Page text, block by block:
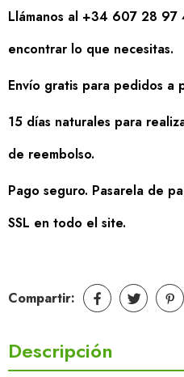
Llámanos al +34 607 28 97
encontrar lo que necesitas.
Envío gratis para pedidos a
15 días naturales para
de reembolso.
Pago seguro. Pasarela de
SSL en todo el site.
Compartir:
Descripción